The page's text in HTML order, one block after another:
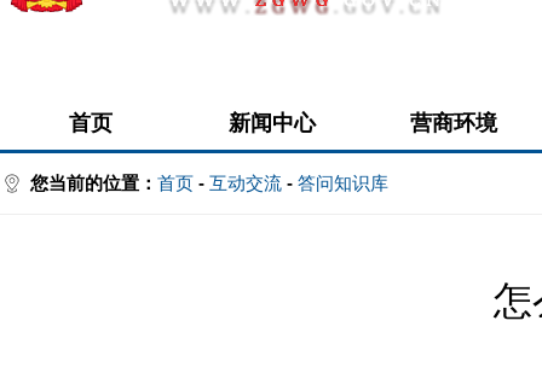
首页 新闻中心 营商环境
您当前的位置： 首页 - 互动交流 - 答问知识库
怎